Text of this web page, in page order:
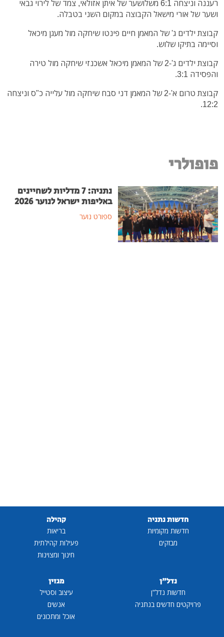
רעננה וניצחה 6:1 משלושער של איתן אזולאי, צמד של לירוי גבאי
ושער של אורי מישאל הקבוצה במקום השני בטבלה.
קבוצת ילדים ג' של המאמן חיים פינטו שיחקה מול מעגן מיכאל
וסיימה בתיקו שלוש.
קבוצת ילדים ג'-2 של המאמן מיכאל אשכנזי שיחקה מול טירה
והפסידה 3:1.
קבוצת טרום א'-2 של המאמן דני סבח שיחקה מול עלייה כ"ס וניצחה
12:2.
פופולרי
נתניה: 7 מדליות לשחיינים
באליפות ישראל לנוער 2026
ספורט נוער
חדשות נתניה
חדשות מקומיות
מבזקים
קהילה
בריאות
פעילות קהילתית
חינוך ומצוינות
נדל"ן
חדשות נדל"ן
פרויקטים חדשים בנתניה
מגזין
עיצוב וסטייל
אנשים
אוכל ומתכונים